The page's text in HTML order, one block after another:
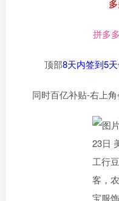
拼多
顶部8天内签到5天
同时百亿补贴-右上